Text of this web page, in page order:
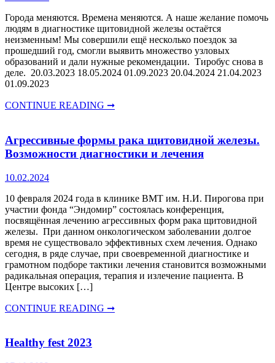
Города меняются. Времена меняются. А наше желание помочь
людям в диагностике щитовидной железы остаётся
неизменным! Мы совершили ещё несколько поездок за
прошедший год, смогли выявить множество узловых
образований и дали нужные рекомендации. Тиробус снова в
деле. 20.03.2023 18.05.2024 01.09.2023 20.04.2024 21.04.2023
01.09.2023
CONTINUE READING ➞
Агрессивные формы рака щитовидной железы.
Возможности диагностики и лечения
10.02.2024
10 февраля 2024 года в клинике ВМТ им. Н.И. Пирогова при
участии фонда “Эндомир” состоялась конференция,
посвящённая лечению агрессивных форм рака щитовидной
железы. При данном онкологическом заболевании долгое
время не существовало эффективных схем лечения. Однако
сегодня, в ряде случае, при своевременной диагностике и
грамотном подборе тактики лечения становится возможными
радикальная операция, терапия и излечение пациента. В
Центре высоких […]
CONTINUE READING ➞
Healthy fest 2023